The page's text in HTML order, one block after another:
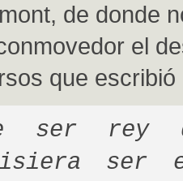
de donde
el
que escribió
ser rey
ser